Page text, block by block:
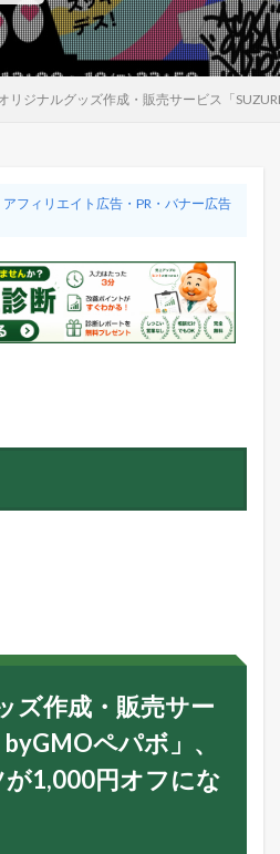
リジナルグッズ作成・販売サービス「
フィリエイト広告・PR・バナー広告
ズ作成・販売サー
ペパボ」、
1,000円オフにな